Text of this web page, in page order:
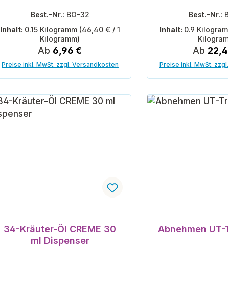
Best.-Nr.: BO-32
Inhalt: 0.15 Kilogramm (46,40 € / 1
Kilogramm)
Regulärer Preis:
Ab 6,96 €
Preise inkl. MwSt. zzgl. Versandkosten
Best.-Nr.:
Inhalt: 0.9
Ab
Preise inkl. MwSt.
34-Kräuter-Öl CREME 30
ml Dispenser
Abnehmen